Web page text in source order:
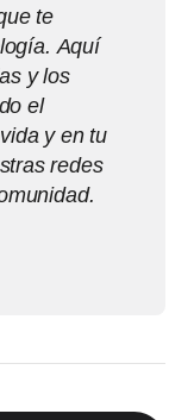
te
Aquí
y los
el
y en tu
redes